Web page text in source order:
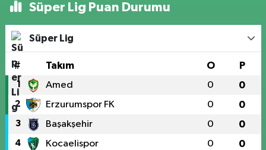
Süper Lig Puan Durumu
Süper Lig
# Takım O P
1 Amed 0 0
2 Erzurumspor FK 0 0
3 Başakşehir 0 0
4 Kocaelispor 0 0